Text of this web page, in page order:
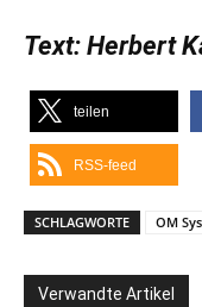
Text: Herbert
teilen
RSS-feed
SCHLAGWORTE OM
Verwandte Artikel